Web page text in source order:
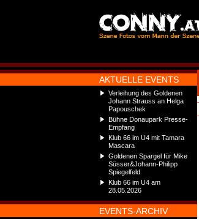
AKTUELLE EVENTS
Verleihung des Goldenen
Johann Strauss an Helga
Papouschek
Bühne Donaupark Presse-
Empfang
Klub 66 im U4 mit Tamara
Mascara
Goldenen Spargel für Mike
Süsser&Johann-Philipp
Spiegelfeld
Klub 66 im U4 am
28.05.2026
EVENTS-ARCHIV